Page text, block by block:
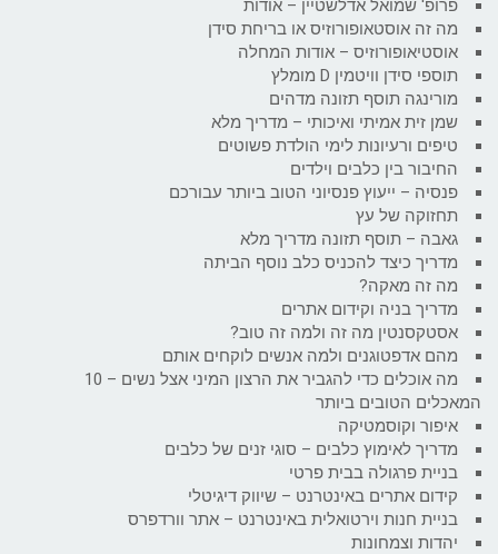
פרופ' שמואל אדלשטיין – אודות
מה זה אוסטאופורוזיס או בריחת סידן
אוסטיאופורוזיס – אודות המחלה
תוספי סידן וויטמין D מומלץ
מורינגה תוסף תזונה מדהים
שמן זית אמיתי ואיכותי – מדריך מלא
טיפים ורעיונות לימי הולדת פשוטים
החיבור בין כלבים וילדים
פנסיה – ייעוץ פנסיוני הטוב ביותר עבורכם
תחזוקה של עץ
גאבה – תוסף תזונה מדריך מלא
מדריך כיצד להכניס כלב נוסף הביתה
מה זה מאקה?
מדריך בניה וקידום אתרים
אסטקסנטין מה זה ולמה זה טוב?
מהם אדפטוגנים ולמה אנשים לוקחים אותם
מה אוכלים כדי להגביר את הרצון המיני אצל נשים – 10
המאכלים הטובים ביותר
איפור וקוסמטיקה
מדריך לאימוץ כלבים – סוגי זנים של כלבים
בניית פרגולה בבית פרטי
קידום אתרים באינטרנט – שיווק דיגיטלי
בניית חנות וירטואלית באינטרנט – אתר וורדפרס
יהדות וצמחונות